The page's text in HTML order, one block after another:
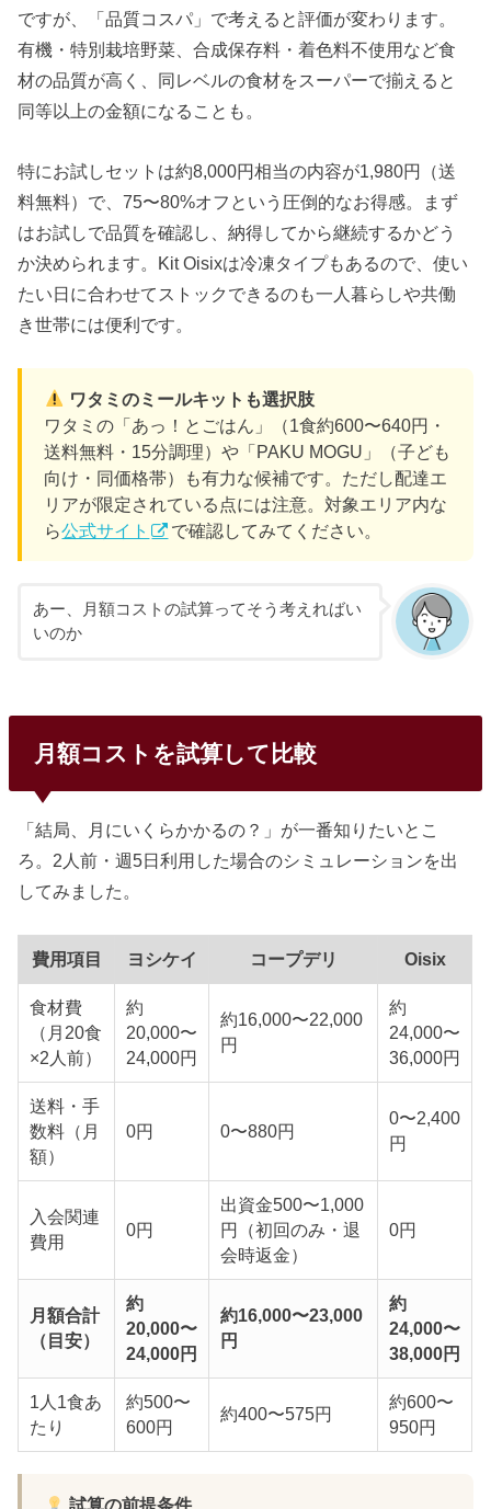
ですが、「品質コスパ」で考えると評価が変わります。
有機・特別栽培野菜、合成保存料・着色料不使用など食
材の品質が高く、同レベルの食材をスーパーで揃えると
同等以上の金額になることも。
特にお試しセットは約8,000円相当の内容が1,980円（送
料無料）で、75〜80%オフという圧倒的なお得感。まず
はお試しで品質を確認し、納得してから継続するかどう
か決められます。Kit Oisixは冷凍タイプもあるので、使い
たい日に合わせてストックできるのも一人暮らしや共働
き世帯には便利です。
ワタミのミールキットも選択肢
ワタミの「あっ！とごはん」（1食約600〜640円・
送料無料・15分調理）や「PAKU MOGU」（子ども
向け・同価格帯）も有力な候補です。ただし配達エ
リアが限定されている点には注意。対象エリア内な
ら公式サイト で確認してみてください。
あー、月額コストの試算ってそう考えればい
いのか
月額コストを試算して比較
「結局、月にいくらかかるの？」が一番知りたいとこ
ろ。2人前・週5日利用した場合のシミュレーションを出
してみました。
費用項目 ヨシケイ コープデリ Oisix
食材費
（月20食
×2人前）
約
20,000〜
24,000円
約16,000〜22,000
円
約
24,000〜
36,000円
送料・手
数料（月
額）
0円 0〜880円
0〜2,400
円
入会関連
費用
0円
出資金500〜1,000
円（初回のみ・退
会時返金）
0円
月額合計
（目安）
約
20,000〜
24,000円
約16,000〜23,000
円
約
24,000〜
38,000円
1人1食あ
たり
約500〜
600円
約400〜575円
約600〜
950円
試算の前提条件